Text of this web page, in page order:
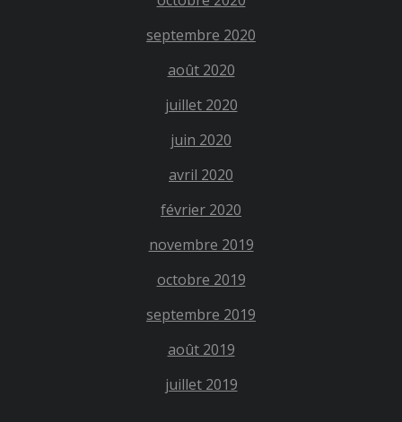
septembre 2020
août 2020
juillet 2020
juin 2020
avril 2020
février 2020
novembre 2019
octobre 2019
septembre 2019
août 2019
juillet 2019